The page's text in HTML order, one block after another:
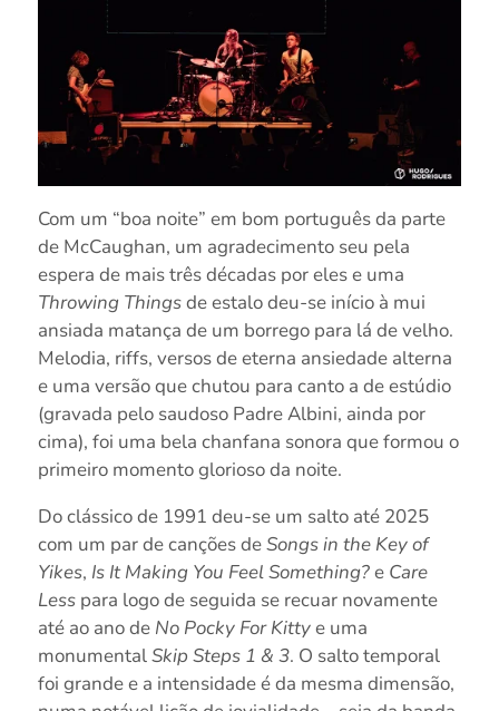
Com um “boa noite” em bom português da parte
de McCaughan, um agradecimento seu pela
espera de mais três décadas por eles e uma
Throwing Thingsde estalo deu-se início à mui
ansiada matança de um borrego para lá de velho.
Melodia, riffs, versos de eterna ansiedade alterna
e uma versão que chutou para canto a de estúdio
(gravada pelo saudoso Padre Albini, ainda por
cima), foi uma bela chanfana sonora que formou o
primeiro momento glorioso da noite.
Do clássico de 1991 deu-se um salto até 2025
com um par de canções deSongs in the Key of
Yikes, Is It Making You Feel Something?e Care
Lesspara logo de seguida se recuar novamente
até ao ano de No Pocky For Kittye uma
monumentalSkip Steps 1 & 3. O salto temporal
foi grande e a intensidade é da mesma dimensão,